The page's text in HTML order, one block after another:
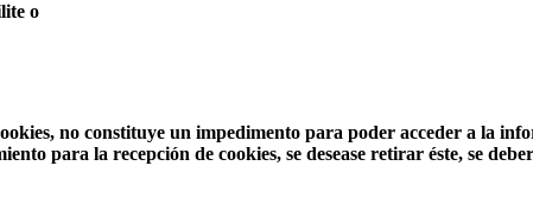
o
no constituye un impedimento para poder acceder a la
para la recepción de cookies, se desease retirar éste, se